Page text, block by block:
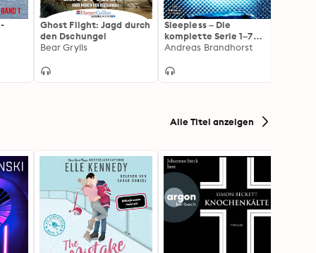
Ghost Flight: Jagd durch
den Dschungel
Bear Grylls
Sleepless – Die
komplette Serie 1–7
(Sleepless)
Andreas Brandhorst
Alle Titel anzeigen